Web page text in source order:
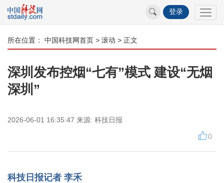
登录
所在位置： 中国科技网首页 > 滚动 > 正文
深圳发布控烟“七有”模式 建设“无烟
深圳”
2026-06-01 16:35:47 来源: 科技日报
0
科技日报记者 李禾